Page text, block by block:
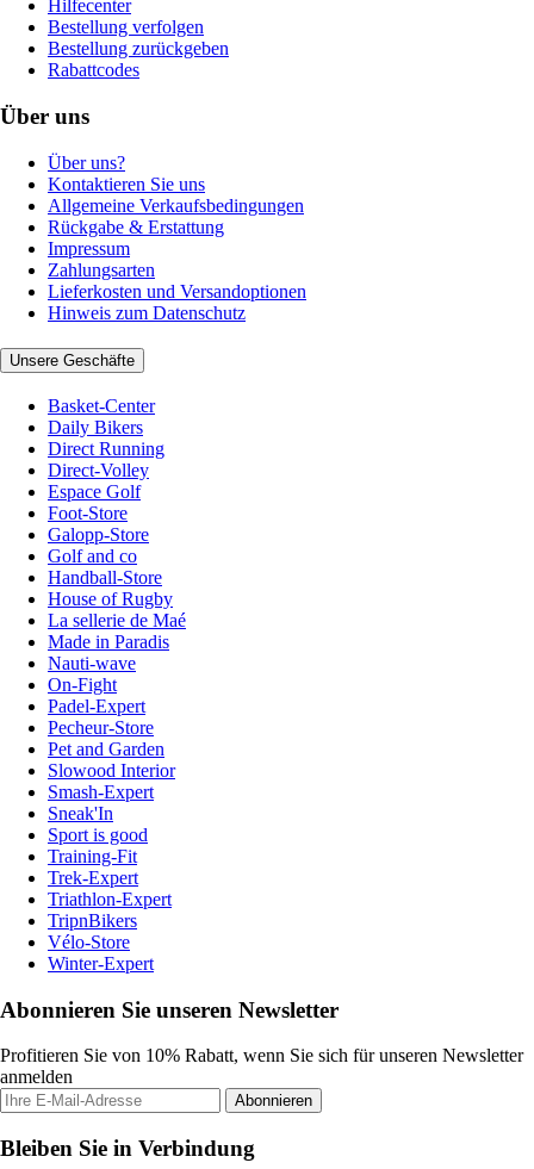
Hilfecenter
Bestellung verfolgen
Bestellung zurückgeben
Rabattcodes
Über uns
Über uns?
Kontaktieren Sie uns
Allgemeine Verkaufsbedingungen
Rückgabe & Erstattung
Impressum
Zahlungsarten
Lieferkosten und Versandoptionen
Hinweis zum Datenschutz
Unsere Geschäfte
Basket-Center
Daily Bikers
Direct Running
Direct-Volley
Espace Golf
Foot-Store
Galopp-Store
Golf and co
Handball-Store
House of Rugby
La sellerie de Maé
Made in Paradis
Nauti-wave
On-Fight
Padel-Expert
Pecheur-Store
Pet and Garden
Slowood Interior
Smash-Expert
Sneak'In
Sport is good
Training-Fit
Trek-Expert
Triathlon-Expert
TripnBikers
Vélo-Store
Winter-Expert
Abonnieren Sie unseren Newsletter
Profitieren Sie von 10% Rabatt, wenn Sie sich für unseren Newsletter
anmelden
Abonnieren
Bleiben Sie in Verbindung